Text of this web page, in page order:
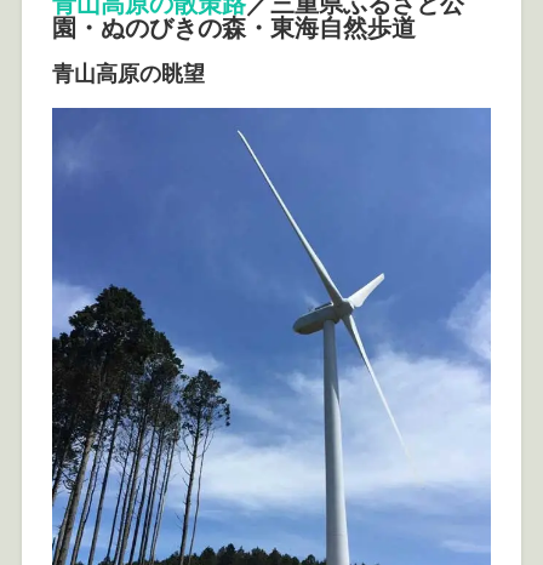
園・ぬのびきの森・東海自然歩道
青山高原の眺望